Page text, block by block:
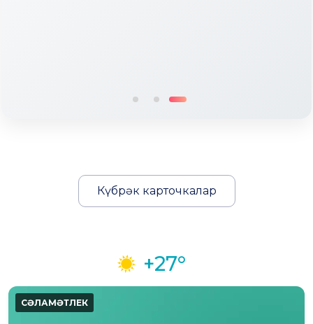
Күбрәк карточкалар
+27°